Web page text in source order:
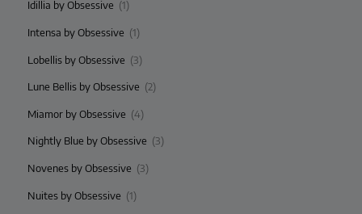
Idillia by Obsessive (1)
Intensa by Obsessive (1)
Lobellis by Obsessive (3)
Lune Bellis by Obsessive (2)
Miamor by Obsessive (4)
Nightly Blue by Obsessive (3)
Novenes by Obsessive (3)
Nuites by Obsessive (1)